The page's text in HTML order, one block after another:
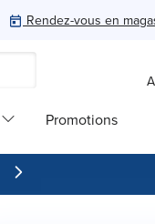
Rendez-vous en
Promotions